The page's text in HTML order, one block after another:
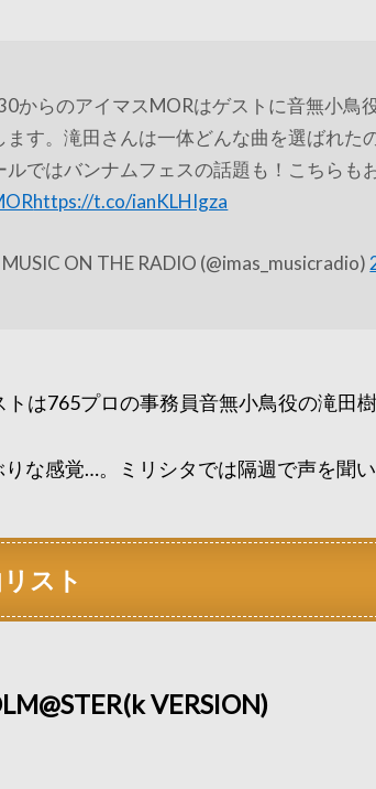
からのアイマスMORはゲストに音無小鳥
ます。滝田さんは一体どんな曲を選ばれた
ルではバンナムフェスの話題も！こちらも
https://t.co/ianKLHIgza
ON THE RADIO (@imas_musicradio)
は765プロの事務員音無小鳥役の滝田樹
な感覚…。ミリシタでは隔週で声を聞い
スト
VERSION)